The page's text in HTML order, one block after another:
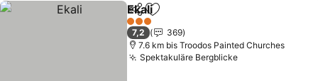
TeilenZu Favoriten hinzufügen
Ekali
3 Sterne
7,2
369
7.6 km bis Troodos Painted Churches
Spektakuläre BergblickePreise sehen